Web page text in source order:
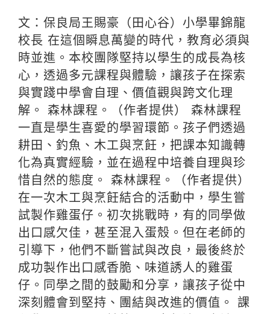
文：保良局王賜豪（田心谷）小學畢錦龍
校長 在這個瞬息萬變的時代，教育必須與
時並進。本校團隊堅持以學生的成長為核
心，透過多元課程與體驗，讓孩子在探索
與實踐中學會自理、價值觀與跨文化理
解。 森林課程。（作者提供） 森林課程
一直是學生喜愛的學習環節。孩子們透過
耕田、釣魚、木工與烹飪，把課本知識轉
化為真實經驗，並在過程中培養自理與珍
惜自然的態度。 森林課程。（作者提供）
在一次木工與烹飪結合的活動中，學生嘗
試製作雞蛋仔。初次挑戰時，有的同學做
出口感欠佳，甚至混入蛋殼。但在老師的
引導下，他們不斷嘗試與改良，最後終於
成功製作出口感香脆、味道誘人的雞蛋
仔。同學之間的鼓勵和分享，讓孩子從中
深刻體會到堅持、團結與改進的價值。 課